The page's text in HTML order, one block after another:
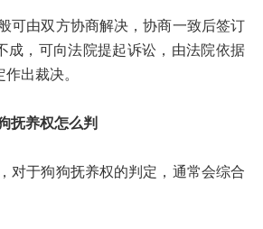
由双方协商解决，协商一致后签订
成，可向法院提起诉讼，由法院依据
出裁决。
抚养权怎么判
于狗狗抚养权的判定，通常会综合